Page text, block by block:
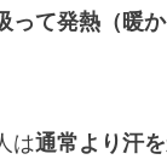
って発熱（暖か
は通常より汗